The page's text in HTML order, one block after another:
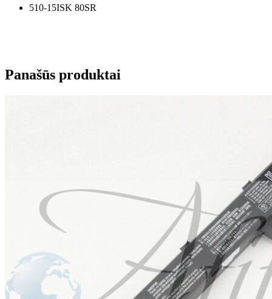
510-15ISK 80SR
Panašūs produktai